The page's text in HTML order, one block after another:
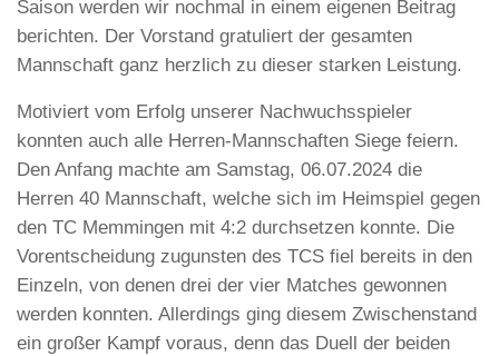
Saison werden wir nochmal in einem eigenen Beitrag
berichten. Der Vorstand gratuliert der gesamten
Mannschaft ganz herzlich zu dieser starken Leistung.
Motiviert vom Erfolg unserer Nachwuchsspieler
konnten auch alle Herren-Mannschaften Siege feiern.
Den Anfang machte am Samstag, 06.07.2024 die
Herren 40 Mannschaft, welche sich im Heimspiel gegen
den TC Memmingen mit 4:2 durchsetzen konnte. Die
Vorentscheidung zugunsten des TCS fiel bereits in den
Einzeln, von denen drei der vier Matches gewonnen
werden konnten. Allerdings ging diesem Zwischenstand
ein großer Kampf voraus, denn das Duell der beiden